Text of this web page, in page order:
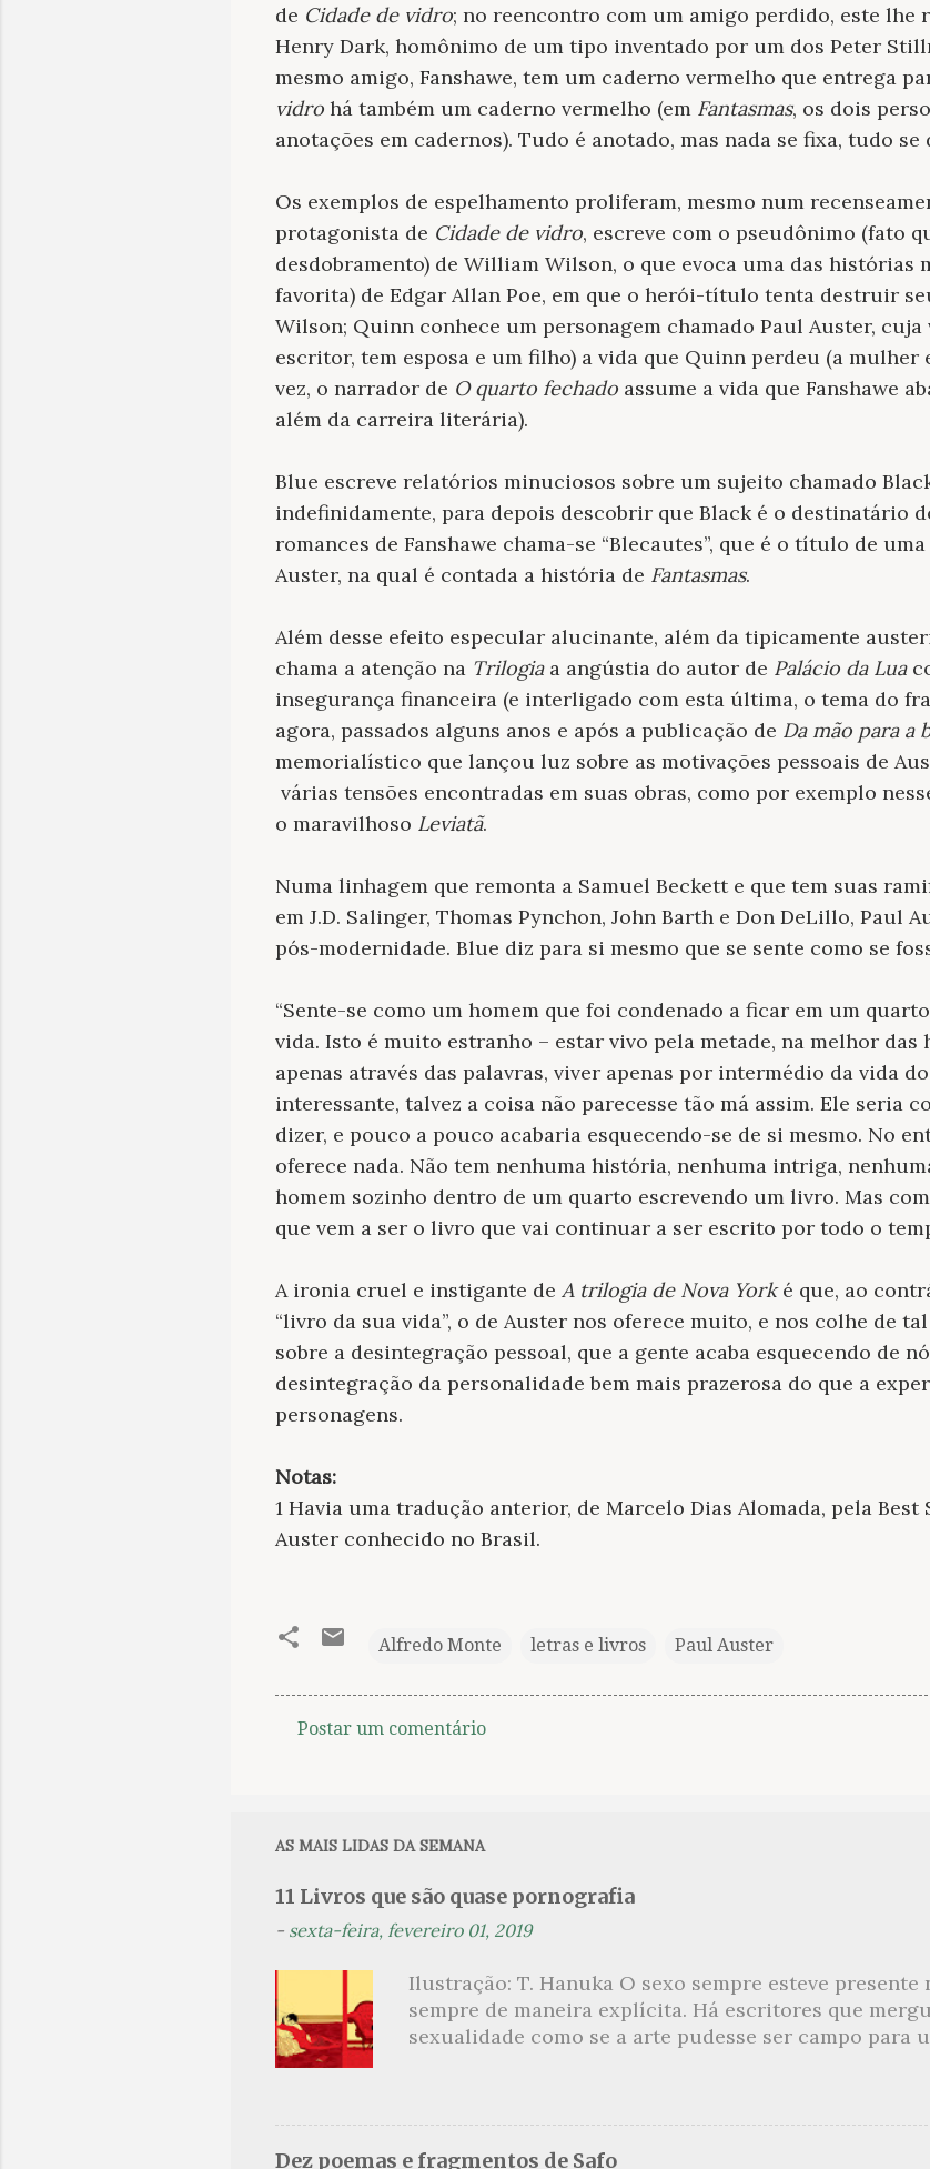
de Cidade de vidro; no reencontro com um amigo perdido, este lhe
Henry Dark, homônimo de um tipo inventado por um dos Peter
mesmo amigo, Fanshawe, tem um caderno vermelho que entrega
vidro há também um caderno vermelho (em Fantasmas, os dois
anotações em cadernos). Tudo é anotado, mas nada se fixa, tudo se
Os exemplos de espelhamento proliferam, mesmo num
protagonista de Cidade de vidro, escreve com o pseudônimo (fato
desdobramento) de William Wilson, o que evoca uma das histórias
favorita) de Edgar Allan Poe, em que o herói-título tenta destruir
Wilson; Quinn conhece um personagem chamado Paul Auster,
escritor, tem esposa e um filho) a vida que Quinn perdeu (a mulher
vez, o narrador de O quarto fechado assume a vida que Fanshawe
além da carreira literária).
Blue escreve relatórios minuciosos sobre um sujeito chamado
indefinidamente, para depois descobrir que Black é o destinatário
romances de Fanshawe chama-se “Blecautes”, que é o título de
Auster, na qual é contada a história de Fantasmas.
Além desse efeito especular alucinante, além da tipicamente
chama a atenção na Trilogiaa angústia do autor de Palácio da Lua
insegurança financeira (e interligado com esta última, o tema do
agora, passados alguns anos e após a publicação de Da mão para a
memorialístico que lançou luz sobre as motivações pessoais de
várias tensões encontradas em suas obras, como por exemplo
o maravilhoso Leviatã.
Numa linhagem que remonta a Samuel Beckett e que tem suas
em J.D. Salinger, Thomas Pynchon, John Barth e Don DeLillo, Paul
pós-modernidade. Blue diz para si mesmo que se sente como se
“Sente-se como um homem que foi condenado a ficar em um
vida. Isto é muito estranho – estar vivo pela metade, na melhor das
apenas através das palavras, viver apenas por intermédio da vida
interessante, talvez a coisa não parecesse tão má assim. Ele seria
dizer, e pouco a pouco acabaria esquecendo-se de si mesmo. No
oferece nada. Não tem nenhuma história, nenhuma intriga,
homem sozinho dentro de um quarto escrevendo um livro. Mas
que vem a ser o livro que vai continuar a ser escrito por todo o
A ironia cruel e instigante de A trilogia de Nova Yorké que, ao
“livro da sua vida”, o de Auster nos oferece muito, e nos colhe de
sobre a desintegração pessoal, que a gente acaba esquecendo de
desintegração da personalidade bem mais prazerosa do que a
personagens.
Notas:
1 Havia uma tradução anterior, de Marcelo Dias Alomada, pela
Auster conhecido no Brasil.
Alfredo Monte letras e livros Paul Auster
e
t
á
r
o
s
Postar um comentário
AS MAIS LIDAS DA SEMANA
11 Livros que são quase pornografia
- sexta-feira, fevereiro 01, 2019
Ilustração: T. Hanuka O sexo sempre esteve
sempre de maneira explícita. Há escritores que
sexualidade como se a arte pudesse ser campo para
apresenta um conjunto de livros nos quais os
Dez poemas e fragmentos de Safo